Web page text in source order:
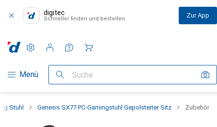
digitec
Schneller finden und bestellen Zur App
Navigation nach Kategorien
Menü Suche
Einstellungen
Kundenkonto
Vergleichslisten
Merklisten
Warenkorb
Stuhl Genesis SX77 PC-Gamingstuhl Gepolsterter Sitz Zubehör